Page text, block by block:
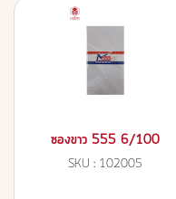
ซองขาว 555 6/100
SKU : 102005